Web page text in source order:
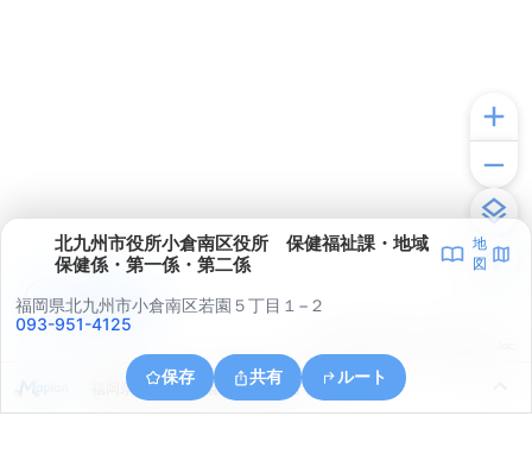
北九州市役所小倉南区役所 保健福祉課・地域
保健係・第一係・第二係
地
図
福岡県北九州市小倉南区若園５丁目１−２
093-951-4125
保存 共有 ルート
福岡県北九州市小倉南区葛原５丁目４
アプリで見る